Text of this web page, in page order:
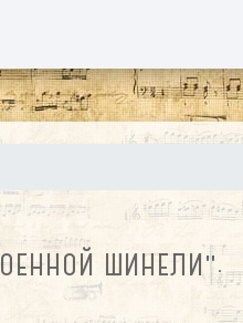
ШИНЕЛИ".